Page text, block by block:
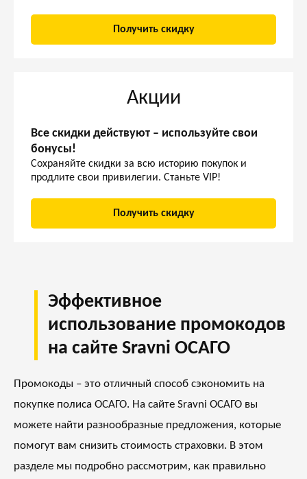
Получить скидку
Акции
Все скидки действуют – используйте свои
бонусы!
Сохраняйте скидки за всю историю покупок и
продлите свои привилегии. Станьте VIP!
Получить скидку
Эффективное
использование промокодов
на сайте Sravni ОСАГО
Промокоды – это отличный способ сэкономить на
покупке полиса ОСАГО. На сайте Sravni ОСАГО вы
можете найти разнообразные предложения, которые
помогут вам снизить стоимость страховки. В этом
разделе мы подробно рассмотрим, как правильно